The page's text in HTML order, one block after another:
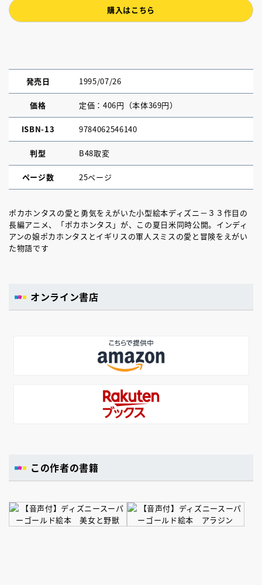
購入はこちら
発売日 1995/07/26
価格 定価：406円（本体369円）
ISBN-13 9784062546140
判型 B48取変
ページ数 25ページ
ポカホンタスの愛と勇気をえがいた小型絵本ディズニ－３３作目の
長編アニメ、「ポカホンタス」が、この夏日米同時公開。インディ
アンの娘ポカホンタスとイギリスの軍人スミスの愛と冒険をえがい
た物語です
オンライン書店
この作者の書籍